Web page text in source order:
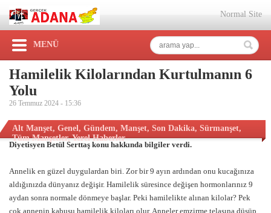
Normal Site
MENÜ
Hamilelik Kilolarından Kurtulmanın 6
Yolu
26 Temmuz 2024 - 15:36
Alt Manşet, Genel, Gündem, Manşet, Son Dakika, Sürmanşet,
Tüm Manşetler,Yerel Haberler
Diyetisyen Betül Serttaş konu hakkında bilgiler verdi.
Annelik en güzel duygulardan biri. Zor bir 9 ayın ardından onu kucağınıza
aldığınızda dünyanız değişir. Hamilelik süresince değişen hormonlarınız 9
aydan sonra normale dönmeye başlar. Peki hamilelikte alınan kilolar? Pek
çok annenin kabusu hamilelik kiloları olur. Anneler emzirme telaşına düşüp